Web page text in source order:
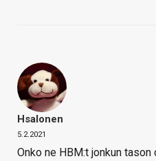
Hsalonen
5.2.2021
Onko ne HBM:t jonkun tason